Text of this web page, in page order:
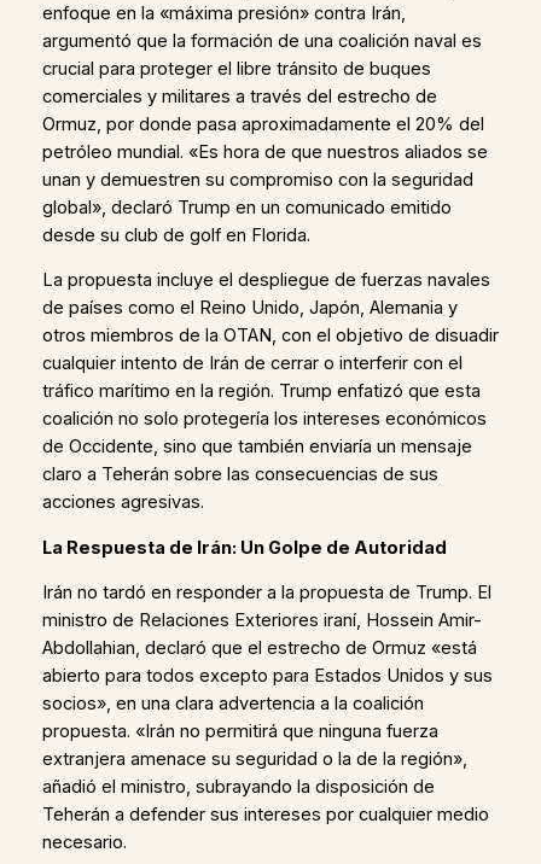
enfoque en la «máxima presión» contra Irán,
argumentó que la formación de una coalición naval es
crucial para proteger el libre tránsito de buques
comerciales y militares a través del estrecho de
Ormuz, por donde pasa aproximadamente el 20% del
petróleo mundial. «Es hora de que nuestros aliados se
unan y demuestren su compromiso con la seguridad
global», declaró Trump en un comunicado emitido
desde su club de golf en Florida.
La propuesta incluye el despliegue de fuerzas navales
de países como el Reino Unido, Japón, Alemania y
otros miembros de la OTAN, con el objetivo de disuadir
cualquier intento de Irán de cerrar o interferir con el
tráfico marítimo en la región. Trump enfatizó que esta
coalición no solo protegería los intereses económicos
de Occidente, sino que también enviaría un mensaje
claro a Teherán sobre las consecuencias de sus
acciones agresivas.
La Respuesta de Irán: Un Golpe de Autoridad
Irán no tardó en responder a la propuesta de Trump. El
ministro de Relaciones Exteriores iraní, Hossein Amir-
Abdollahian, declaró que el estrecho de Ormuz «está
abierto para todos excepto para Estados Unidos y sus
socios», en una clara advertencia a la coalición
propuesta. «Irán no permitirá que ninguna fuerza
extranjera amenace su seguridad o la de la región»,
añadió el ministro, subrayando la disposición de
Teherán a defender sus intereses por cualquier medio
necesario.